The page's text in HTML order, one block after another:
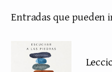
Entradas que pueden